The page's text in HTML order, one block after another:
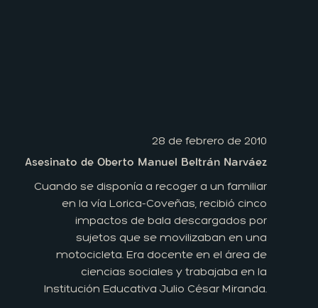
28 de febrero de 2010
Asesinato de Oberto Manuel Beltrán Narváez
Cuando se disponía a recoger a un familiar
en la vía Lorica-Coveñas, recibió cinco
impactos de bala descargados por
sujetos que se movilizaban en una
motocicleta. Era docente en el área de
ciencias sociales y trabajaba en la
Institución Educativa Julio César Miranda.